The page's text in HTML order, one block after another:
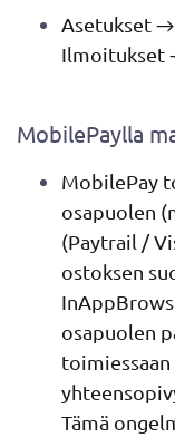
Asetukset→
Ilmoitukset
MobilePaylla
MobilePay
osapuolen
(Paytrail /
ostoksen
osapuolen
Tämä